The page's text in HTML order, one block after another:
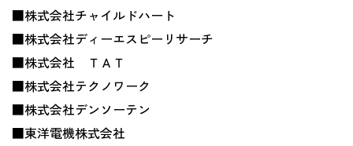
■株式会社チャイルドハート
■株式会社ディーエスピーリサーチ
■株式会社 ＴＡＴ
■株式会社テクノワーク
■株式会社デンソーテン
■東洋電機株式会社